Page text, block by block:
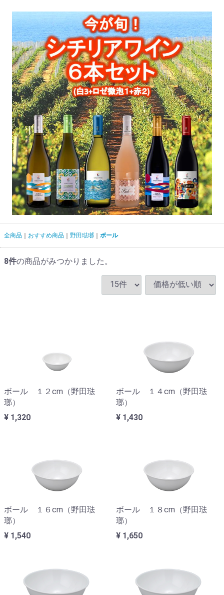
全商品 おすすめ商品 野田琺瑯 ボール
8件の商品がみつかりました。
ボール １２cm（野田琺
瑯）
¥ 1,320
ボール １４cm（野田琺
瑯）
¥ 1,430
ボール １６cm（野田琺
瑯）
¥ 1,540
ボール １８cm（野田琺
瑯）
¥ 1,650